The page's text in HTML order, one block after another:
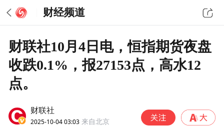
财经频道
财联社10月4日电，恒指期货夜盘
收跌0.1%，报27153点，高水12
点。
财联社
2025-10-04 03:03 来自北京